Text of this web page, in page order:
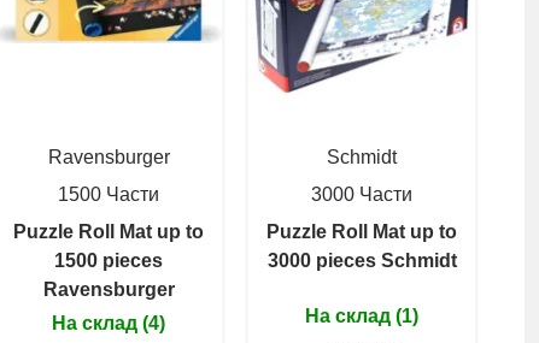
Ravensburger
1500 Части
Puzzle Roll Mat up to
1500 pieces
Ravensburger
На склад (4)
Schmidt
3000 Части
Puzzle Roll Mat up to
3000 pieces Schmidt
На склад (1)